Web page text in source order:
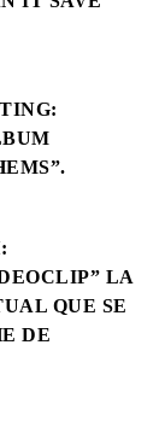
LA
QUE SE
DE